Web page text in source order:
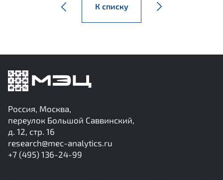
К списку
Россия, Москва,
переулок Большой Саввинский,
д. 12, стр. 16
research@mec-analytics.ru
+7 (495) 136-24-99